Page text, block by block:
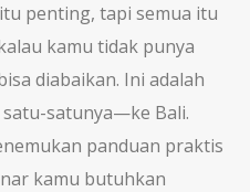
penting, tapi semua itu
kamu tidak punya
diabaikan. Ini adalah
satunya—ke Bali.
panduan praktis
kamu butuhkan